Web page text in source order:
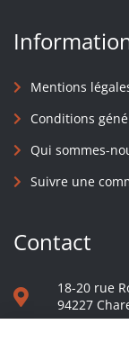
Mentions
Conditions
Qui sommes-
Suivre une
Contact
18-20 rue
94227